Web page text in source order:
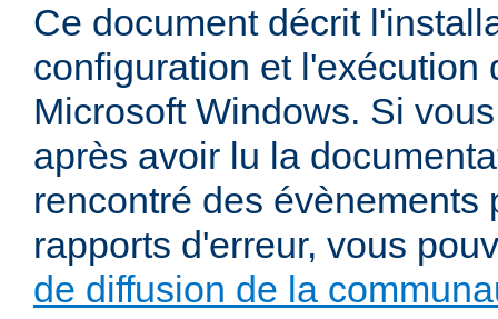
Ce document décrit
configuration et l'exécution
Microsoft Windows. Si
après avoir lu la
rencontré des évènements
rapports d'erreur, vous
de diffusion de la